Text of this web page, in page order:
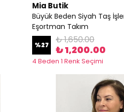
Mia Butik
Büyük Beden Siyah Taş
Eşortman Takım
%27 ₺ 1,650.00
₺ 1,200.00
4 Beden 1 Renk Seçimi